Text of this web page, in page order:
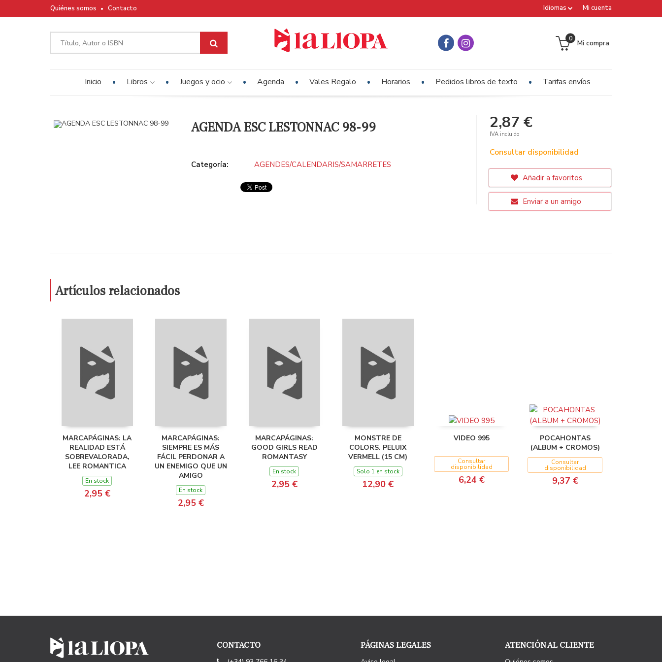
Mi cuenta
Idiomas
Quiénes somos Contacto
Mi compra
0
Inicio Libros Juegos y ocio Agenda Vales Regalo Horarios Pedidos libros de texto Tarifas envíos
AGENDA ESC LESTONNAC 98-99
Categoría: AGENDES/CALENDARIS/SAMARRETES
2,87 €
IVA incluido
Consultar disponibilidad
Añadir a favoritos
Enviar a un amigo
Artículos relacionados
MARCAPÁGINAS: LA
REALIDAD ESTÁ
SOBREVALORADA,
LEE ROMANTICA
En stock
2,95 €
MARCAPÁGINAS:
SIEMPRE ES MÁS
FÁCIL PERDONAR A
UN ENEMIGO QUE UN
AMIGO
En stock
2,95 €
MARCAPÁGINAS:
GOOD GIRLS READ
ROMANTASY
En stock
2,95 €
MONSTRE DE
COLORS. PELUIX
VERMELL (15 CM)
Solo 1 en stock
12,90 €
VIDEO 995
Consultar
disponibilidad
6,24 €
POCAHONTAS
(ALBUM + CROMOS)
Consultar
disponibilidad
9,37 €
CONTACTO PÁGINAS LEGALES ATENCIÓN AL CLIENTE